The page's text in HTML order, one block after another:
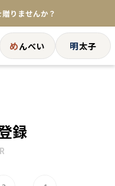
りませんか？
品が登場★
トイン！めんべい
めんべい 明太子
録